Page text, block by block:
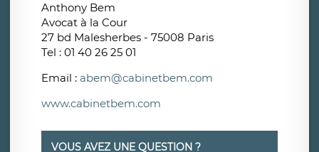
Anthony Bem
Avocat à la Cour
27 bd Malesherbes - 75008 Paris
Tel : 01 40 26 25 01
Email : abem@cabinetbem.com
www.cabinetbem.com
VOUS AVEZ UNE QUESTION ?